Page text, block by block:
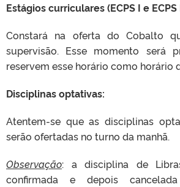
Estágios curriculares (ECPS I e ECPS
Constará na oferta do Cobalto
supervisão. Esse momento será
reservem esse horário como horário
Disciplinas optativas:
Atentem-se que as disciplinas
serão ofertadas no turno da manhã.
Observação: a disciplina de
confirmada e depois